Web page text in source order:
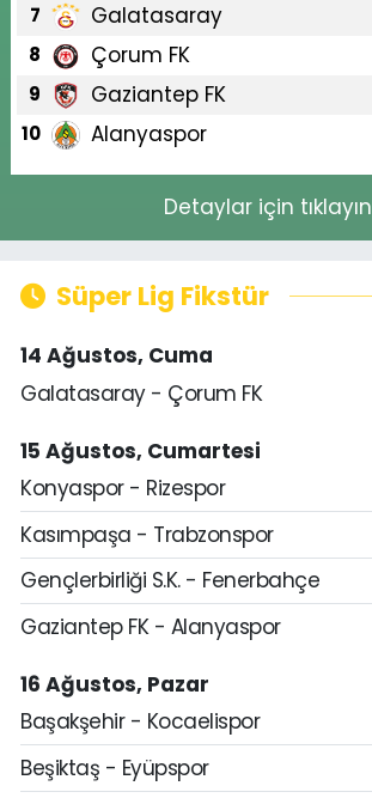
7 Galatasaray
8 Çorum FK
9 Gaziantep FK
10 Alanyaspor
Detaylar için tıklayın
Süper Lig Fikstür
14 Ağustos, Cuma
Galatasaray - Çorum FK
15 Ağustos, Cumartesi
Konyaspor - Rizespor
Kasımpaşa - Trabzonspor
Gençlerbirliği S.K. - Fenerbahçe
Gaziantep FK - Alanyaspor
16 Ağustos, Pazar
Başakşehir - Kocaelispor
Beşiktaş - Eyüpspor